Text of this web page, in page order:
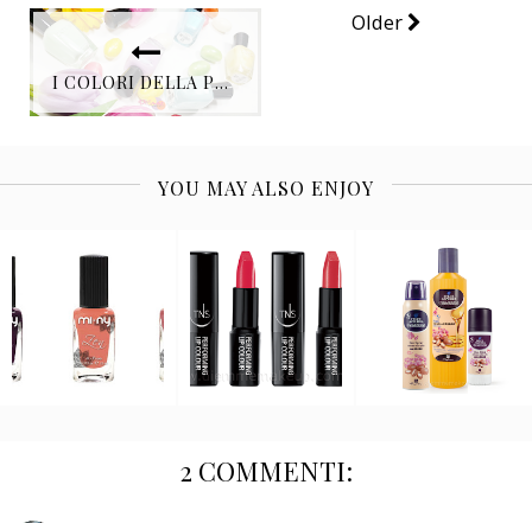
I COLORI DELLA PRIMAVERA RISPLENDONO NELLA NUOVE COLLEZIONI ZOYA DELIGHT COLLECTION E NATUREL SATIN P/E 2015
Older
YOU MAY ALSO ENJOY
2 COMMENTI: